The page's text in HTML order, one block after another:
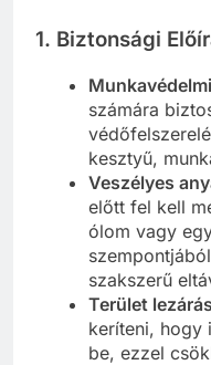
1. Biztonsági
számára
kesztyű,
Veszélyes
előtt fel kell
ólom vagy
szakszerű
Terület
keríteni, hogy
be, ezzel